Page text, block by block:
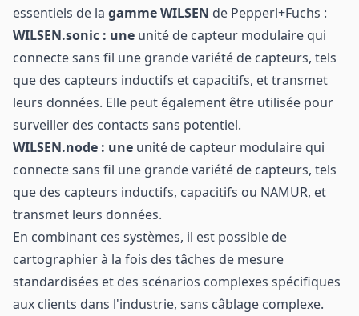
essentiels de la gamme WILSEN de Pepperl+Fuchs :
WILSEN.sonic : une unité de capteur modulaire qui
connecte sans fil une grande variété de capteurs, tels
que des capteurs inductifs et capacitifs, et transmet
leurs données. Elle peut également être utilisée pour
surveiller des contacts sans potentiel.
WILSEN.node : une unité de capteur modulaire qui
connecte sans fil une grande variété de capteurs, tels
que des capteurs inductifs, capacitifs ou NAMUR, et
transmet leurs données.
En combinant ces systèmes, il est possible de
cartographier à la fois des tâches de mesure
standardisées et des scénarios complexes spécifiques
aux clients dans l'industrie, sans câblage complexe.